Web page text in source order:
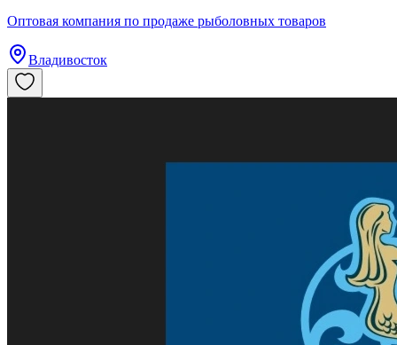
​Оптовая компания по продаже рыболовных товаров
Владивосток